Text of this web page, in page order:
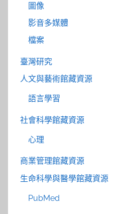
圖像
影音多媒體
檔案
臺灣研究
人文與藝術館藏資源
語言學習
社會科學館藏資源
心理
商業管理館藏資源
生命科學與醫學館藏資源
PubMed